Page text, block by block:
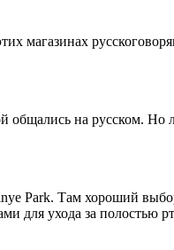
магазинах
общались на русском. Но
Park. Там хороший
для ухода за полостью